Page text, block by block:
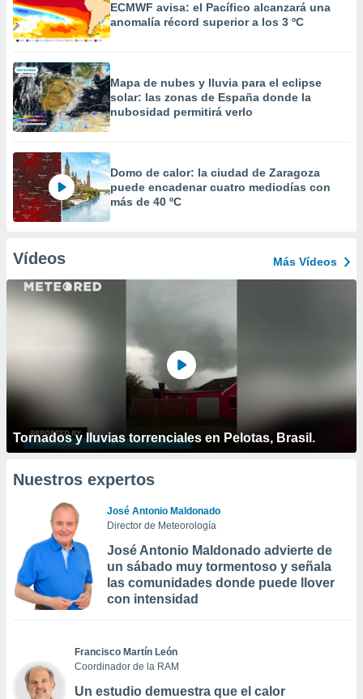
ECMWF avisa: el Pacífico alcanzará una
anomalía récord superior a los 3 ºC
Mapa de nubes y lluvia para el eclipse
solar: las zonas de España donde la
nubosidad permitirá verlo
Domo de calor: la ciudad de Zaragoza
puede encadenar cuatro mediodías con
más de 40 ºC
Vídeos Más Vídeos
Tornados y lluvias torrenciales en Pelotas, Brasil.
Nuestros expertos
José Antonio Maldonado
Director de Meteorología
José Antonio Maldonado advierte de
un sábado muy tormentoso y señala
las comunidades donde puede llover
con intensidad
Francisco Martín León
Coordinador de la RAM
Un estudio demuestra que el calor